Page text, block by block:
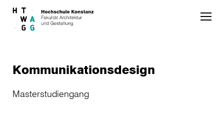
Skip to main content
Kommunikationsdesign
Masterstudiengang